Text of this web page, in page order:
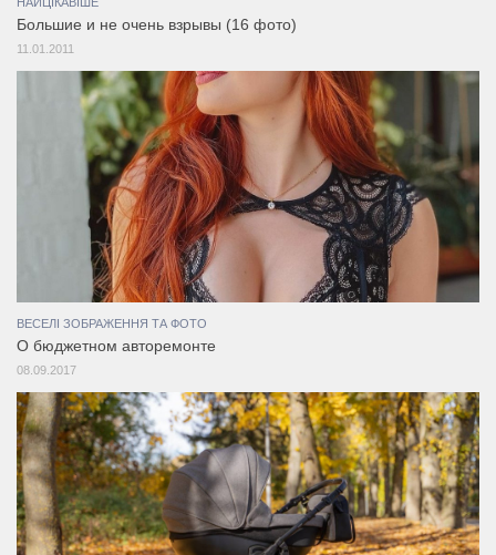
Большие и не очень взрывы (16 фото)
11.01.2011
ВЕСЕЛІ ЗОБРАЖЕННЯ ТА ФОТО
О бюджетном авторемонте
08.09.2017